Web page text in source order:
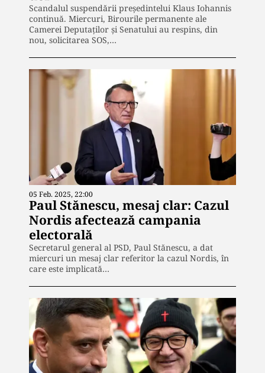
Scandalul suspendării președintelui Klaus Iohannis
continuă. Miercuri, Birourile permanente ale
Camerei Deputaților și Senatului au respins, din
nou, solicitarea SOS,…
05 Feb. 2025, 22:00
Paul Stănescu, mesaj clar: Cazul
Nordis afectează campania
electorală
Secretarul general al PSD, Paul Stănescu, a dat
miercuri un mesaj clar referitor la cazul Nordis, în
care este implicată…